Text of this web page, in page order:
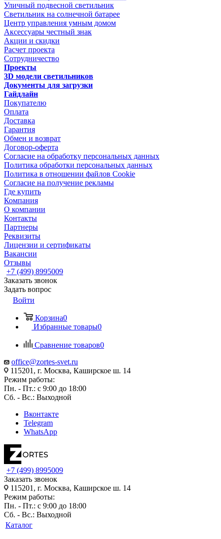
Уличный подвесной светильник
Светильник на солнечной батарее
Центр управления умным домом
Аксессуары честный знак
Акции и скидки
Расчет проекта
Сотрудничество
Проекты
3D модели светильников
Документы для загрузки
Гайдлайн
Покупателю
Оплата
Доставка
Гарантия
Обмен и возврат
Договор-оферта
Согласие на обработку персональных данных
Политика обработки персональных данных
Политика в отношении файлов Cookie
Согласие на получение рекламы
Где купить
Компания
О компании
Контакты
Партнеры
Реквизиты
Лицензии и сертификаты
Вакансии
Отзывы
+7 (499) 8995009
Заказать звонок
Задать вопрос
Войти
Корзина0
Избранные товары0
Сравнение товаров0
office@zortes-svet.ru
115201, г. Москва, Каширское ш. 14
Режим работы:
Пн. - Пт.: с 9:00 до 18:00
Сб. - Вс.: Выходной
Вконтакте
Telegram
WhatsApp
+7 (499) 8995009
Заказать звонок
115201, г. Москва, Каширское ш. 14
Режим работы:
Пн. - Пт.: с 9:00 до 18:00
Сб. - Вс.: Выходной
Каталог